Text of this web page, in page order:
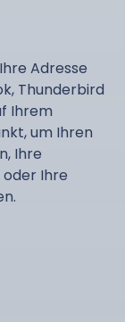
Adresse
Thunderbird
Ihrem
um Ihren
Ihre
Ihre